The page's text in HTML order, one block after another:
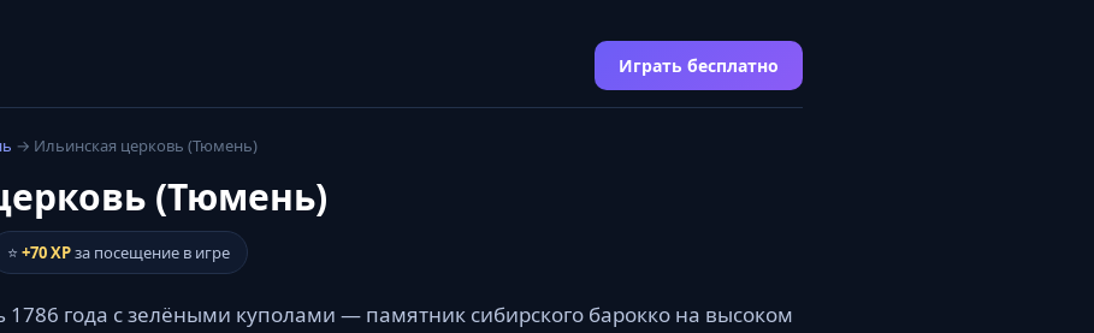
Играть бесплатно
→ Ильинская церковь (Тюмень)
(Тюмень)
⭐ +70 XPза посещение в игре
года с зелёными куполами — памятник сибирского барокко на высоком